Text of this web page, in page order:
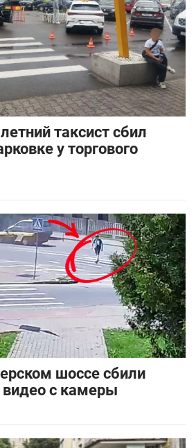
таксист сбил
у торгового
шоссе сбили
с камеры